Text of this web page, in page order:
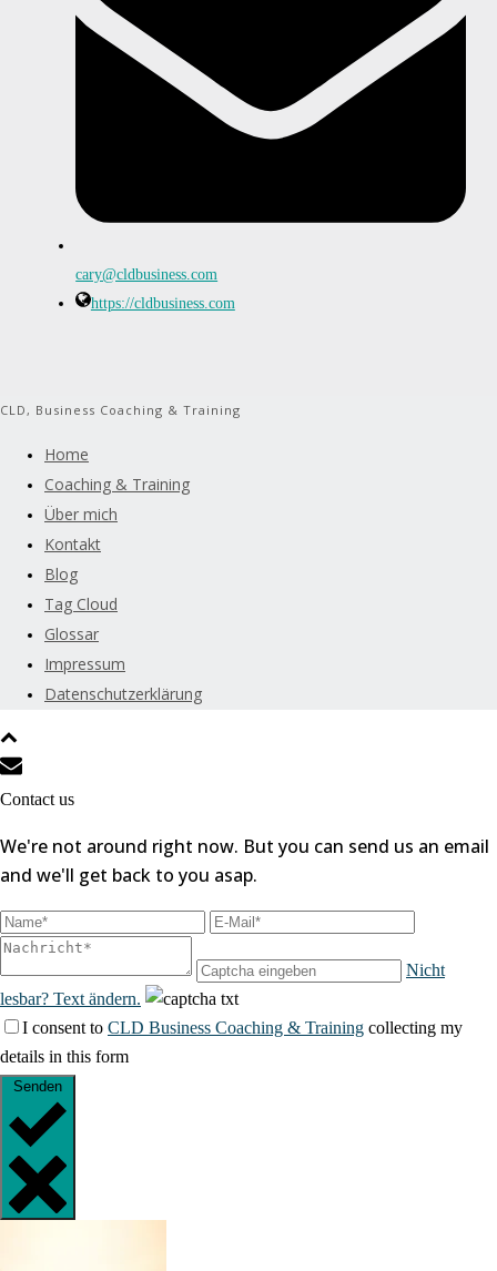
cary@cldbusiness.com
https://cldbusiness.com
CLD, Business Coaching & Training
Home
Coaching & Training
Über mich
Kontakt
Blog
Tag Cloud
Glossar
Impressum
Datenschutzerklärung
Contact us
We're not around right now. But you can send us an email
and we'll get back to you asap.
Nicht
lesbar? Text ändern.
I consent to CLD Business Coaching & Training collecting my
details in this form
Senden